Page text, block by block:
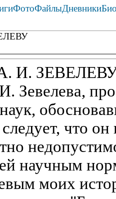
ФотоФайлыДневники
И.
Зевелева,
что
научным
моих